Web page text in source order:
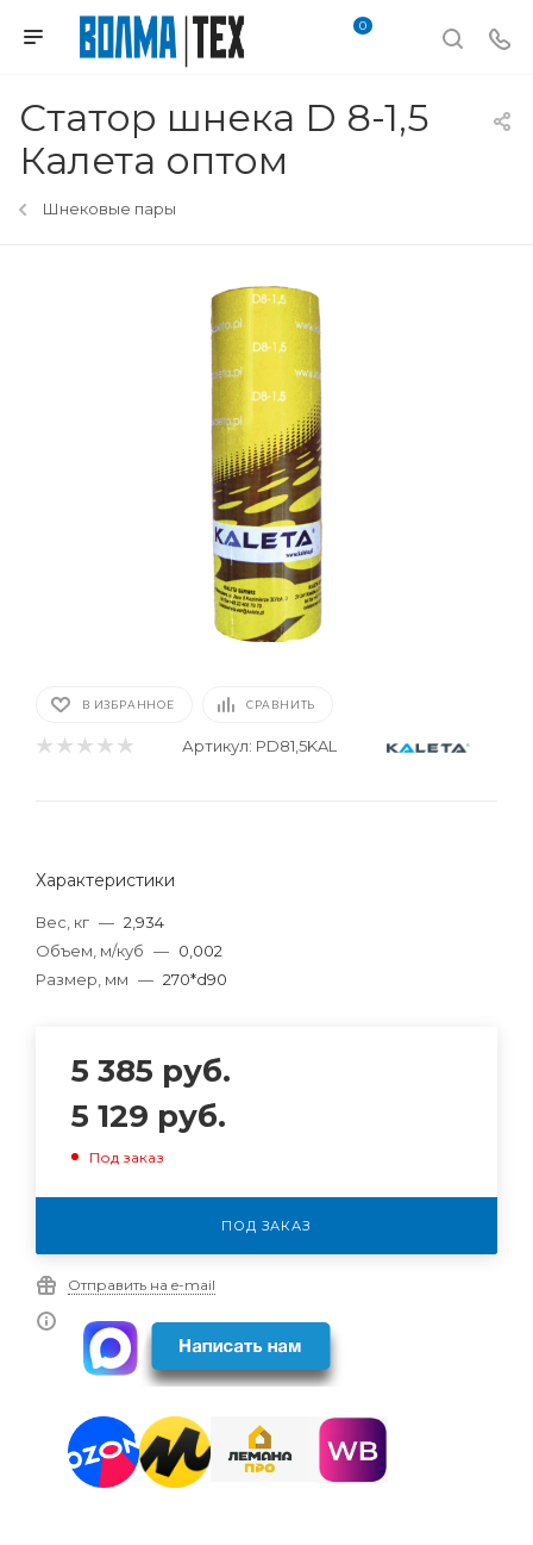
0
Статор шнека D 8-1,5
Калета оптом
Шнековые пары
В ИЗБРАННОЕ СРАВНИТЬ
Артикул: PD81,5KAL
Характеристики
Вес, кг — 2,934
Объем, м/куб — 0,002
Размер, мм — 270*d90
5 385 руб.
5 129 руб.
Под заказ
ПОД ЗАКАЗ
Отправить на e-mail